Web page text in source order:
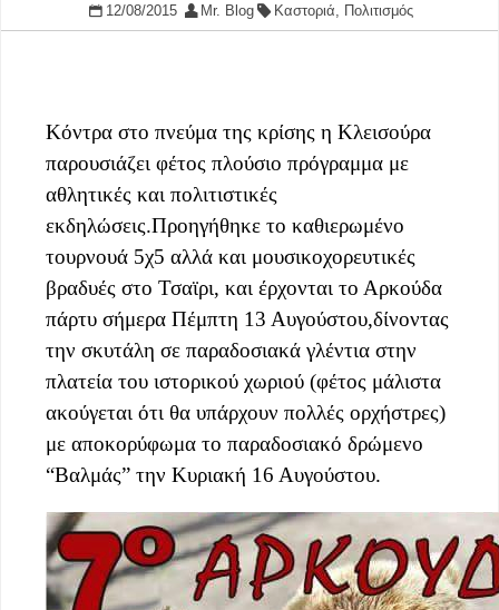
12/08/2015
Mr. Blog Καστοριά, Πολιτισμός
Κόντρα στο πνεύμα της κρίσης η Κλεισούρα
παρουσιάζει φέτος πλούσιο πρόγραμμα με
αθλητικές και πολιτιστικές
εκδηλώσεις.Προηγήθηκε το καθιερωμένο
τουρνουά 5χ5 αλλά και μουσικοχορευτικές
βραδυές στο Τσαϊρι, και έρχονται το Αρκούδα
πάρτυ σήμερα Πέμπτη 13 Αυγούστου,δίνοντας
την σκυτάλη σε παραδοσιακά γλέντια στην
πλατεία του ιστορικού χωριού (φέτος μάλιστα
ακούγεται ότι θα υπάρχουν πολλές ορχήστρες)
με αποκορύφωμα το παραδοσιακό δρώμενο
“Βαλμάς” την Κυριακή 16 Αυγούστου.